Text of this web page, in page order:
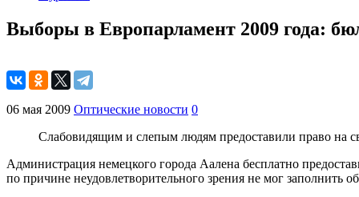
Выборы в Европарламент 2009 года:
06 мая 2009 Оптические новости 0
Слабовидящим и слепым людям предоставили право на
Администрация немецкого города Аалена бесплатно
по причине неудовлетворительного зрения не мог заполнить